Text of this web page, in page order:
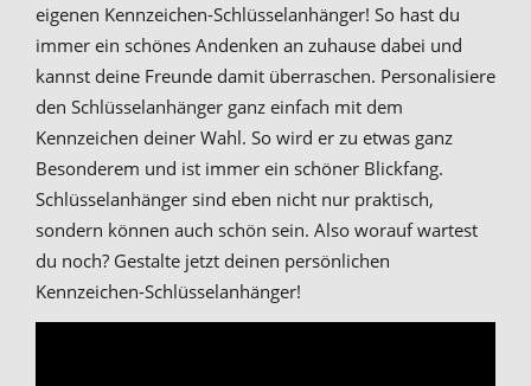
eigenen Kennzeichen-Schlüsselanhänger! So hast du
immer ein schönes Andenken an zuhause dabei und
kannst deine Freunde damit überraschen. Personalisiere
den Schlüsselanhänger ganz einfach mit dem
Kennzeichen deiner Wahl. So wird er zu etwas ganz
Besonderem und ist immer ein schöner Blickfang.
Schlüsselanhänger sind eben nicht nur praktisch,
sondern können auch schön sein. Also worauf wartest
du noch? Gestalte jetzt deinen persönlichen
Kennzeichen-Schlüsselanhänger!